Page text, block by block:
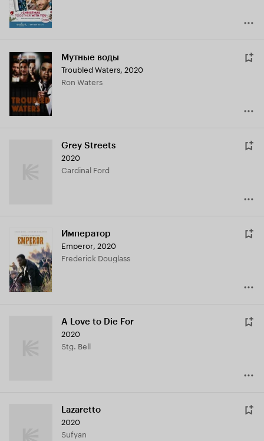
Мутные воды
Troubled Waters, 2020
Ron Waters
Grey Streets
2020
Cardinal Ford
Император
Emperor, 2020
Frederick Douglass
A Love to Die For
2020
Stg. Bell
Lazaretto
2020
Sufyan